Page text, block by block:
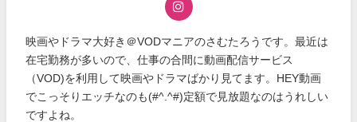
映画やドラマ大好き＠VODマニアのさむたろうです。最近は
在宅勤務が多いので、仕事の合間に動画配信サービス
（VOD)を利用して映画やドラマばかり見てます。HEY動画
でこっそりエッチなのも(#^.^#)定額で見放題なのはうれしい
ですよね。